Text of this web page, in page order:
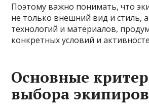
Поэтому важно понимать, что
не только внешний вид и стиль,
технологий и материалов,
конкретных условий и
Основные
выбора